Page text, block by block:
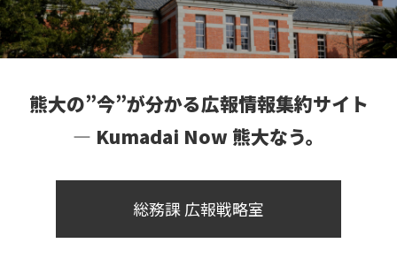
熊大の”今”が分かる広報情報集約サイト
― Kumadai Now 熊大なう。
総務課 広報戦略室